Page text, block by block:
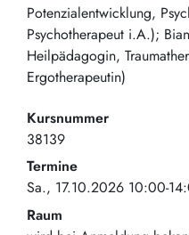
Potenzialentwicklung,
Psychotherapeut i.A.);
Heilpädagogin,
Ergotherapeutin)
Kursnummer
38139
Termine
Sa., 17.10.2026 10:00-
Raum